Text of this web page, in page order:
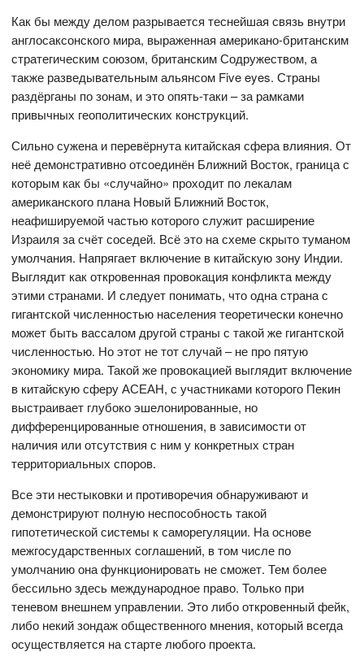
Как бы между делом разрывается теснейшая связь внутри
англосаксонского мира, выраженная американо-британским
стратегическим союзом, британским Содружеством, а
также разведывательным альянсом Five eyes. Страны
раздёрганы по зонам, и это опять-таки – за рамками
привычных геополитических конструкций.
Сильно сужена и перевёрнута китайская сфера влияния. От
неё демонстративно отсоединён Ближний Восток, граница с
которым как бы «случайно» проходит по лекалам
американского плана Новый Ближний Восток,
неафишируемой частью которого служит расширение
Израиля за счёт соседей. Всё это на схеме скрыто туманом
умолчания. Напрягает включение в китайскую зону Индии.
Выглядит как откровенная провокация конфликта между
этими странами. И следует понимать, что одна страна с
гигантской численностью населения теоретически конечно
может быть вассалом другой страны с такой же гигантской
численностью. Но этот не тот случай – не про пятую
экономику мира. Такой же провокацией выглядит включение
в китайскую сферу АСЕАН, с участниками которого Пекин
выстраивает глубоко эшелонированные, но
дифференцированные отношения, в зависимости от
наличия или отсутствия с ним у конкретных стран
территориальных споров.
Все эти нестыковки и противоречия обнаруживают и
демонстрируют полную неспособность такой
гипотетической системы к саморегуляции. На основе
межгосударственных соглашений, в том числе по
умолчанию она функционировать не сможет. Тем более
бессильно здесь международное право. Только при
теневом внешнем управлении. Это либо откровенный фейк,
либо некий зондаж общественного мнения, который всегда
осуществляется на старте любого проекта.